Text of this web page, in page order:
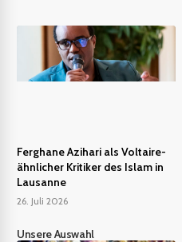
Ferghane Azihari als Voltaire-
ähnlicher Kritiker des Islam in
Lausanne
26. Juli 2026
Unsere Auswahl